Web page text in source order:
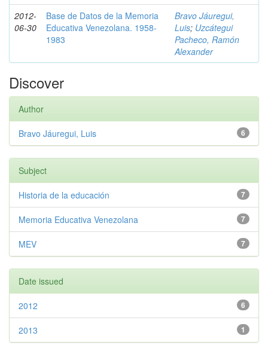
2012-
06-30
Base de Datos de la Memoria
Educativa Venezolana. 1958-
1983
Bravo Jáuregui,
Luis; Uzcátegui
Pacheco, Ramón
Alexander
Discover
Author
6
Bravo Jáuregui, Luis
Subject
7
Historia de la educación
7
Memoria Educativa Venezolana
7
MEV
Date issued
6
2012
1
2013